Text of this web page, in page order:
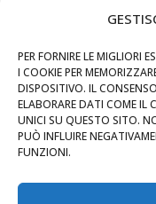
PER FORNIRE LE MIGLIORI
I COOKIE PER
DISPOSITIVO. IL
ELABORARE DATI COME
UNICI SU QUESTO SITO.
PUÒ INFLUIRE
FUNZIONI.
349 3863811
Privacy Policy
Cookie Policy